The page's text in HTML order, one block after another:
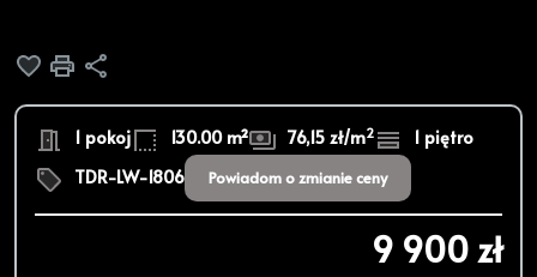
Dodaj do ulubionych
Drukuj
1 pokoj 130.00 m² 76,15 zł/m2
1 piętro
TDR-LW-1806
Powiadom o zmianie ceny
9 900 zł